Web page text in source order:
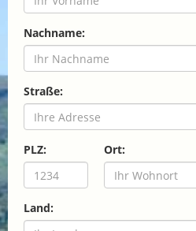
Nachname:
Straße:
PLZ: Ort:
Land: